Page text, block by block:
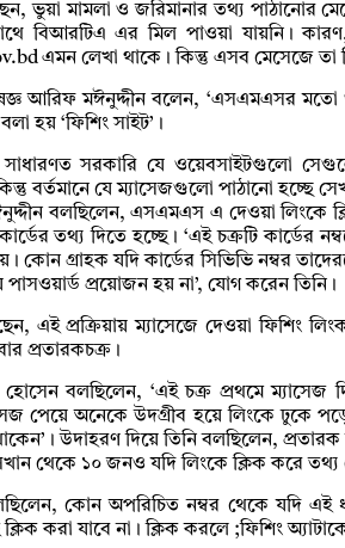
ভুয়া মামলা ও জরিমানার তথ্য পাঠানোর
বিআরটিএ এর মিল পাওয়া যায়নি।
এমন লেখা থাকে। কিন্তু এসব মেসেজে তা
আরিফ মঈনুদ্দীন বলেন, ‘এসএমএসর
হয় ‘ফিশিং সাইট’।
সাধারণত সরকারি যে ওয়েবসাইটগুলো
বর্তমানে যে ম্যাসেজগুলো পাঠানো হচ্ছে
বলছিলেন, এসএমএস এ দেওয়া লিংকে
তথ্য দিতে হচ্ছে। ‘এই চক্রটি কার্ডের
কোন গ্রাহক যদি কার্ডের সিভিভি নম্বর
পাসওয়ার্ড প্রয়োজন হয় না’, যোগ করেন তিনি।
এই প্রক্রিয়ায় ম্যাসেজে দেওয়া ফিশিং
প্রতারকচক্র।
বলছিলেন, ‘এই চক্র প্রথমে ম্যাসেজ
পেয়ে অনেকে উদগ্রীব হয়ে লিংকে ঢুকে
উদাহরণ দিয়ে তিনি বলছিলেন,
থেকে ১০ জনও যদি লিংকে ক্লিক করে
কোন অপরিচিত নম্বর থেকে যদি
করা যাবে না। ক্লিক করলে ;ফিশিং